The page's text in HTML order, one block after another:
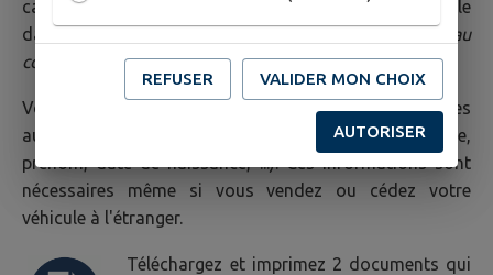
carte grise. Si vous avez perdu ce code, demandez-le
dans le cadre du téléservice ("
Demander un nouveau
code
Vous devez renseigner des informations obtenues
auprès du futur propriétaire (nom de naissance,
prénom, date de naissance, ...). Ces informations sont
nécessaires même si vous vendez ou cédez votre
véhicule à l'étranger.
Téléchargez et imprimez 2 documents qui
REFUSER VALIDER MON CHOIX
AUTORISER